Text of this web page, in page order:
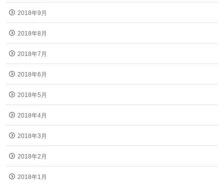
2018年9月
2018年8月
2018年7月
2018年6月
2018年5月
2018年4月
2018年3月
2018年2月
2018年1月